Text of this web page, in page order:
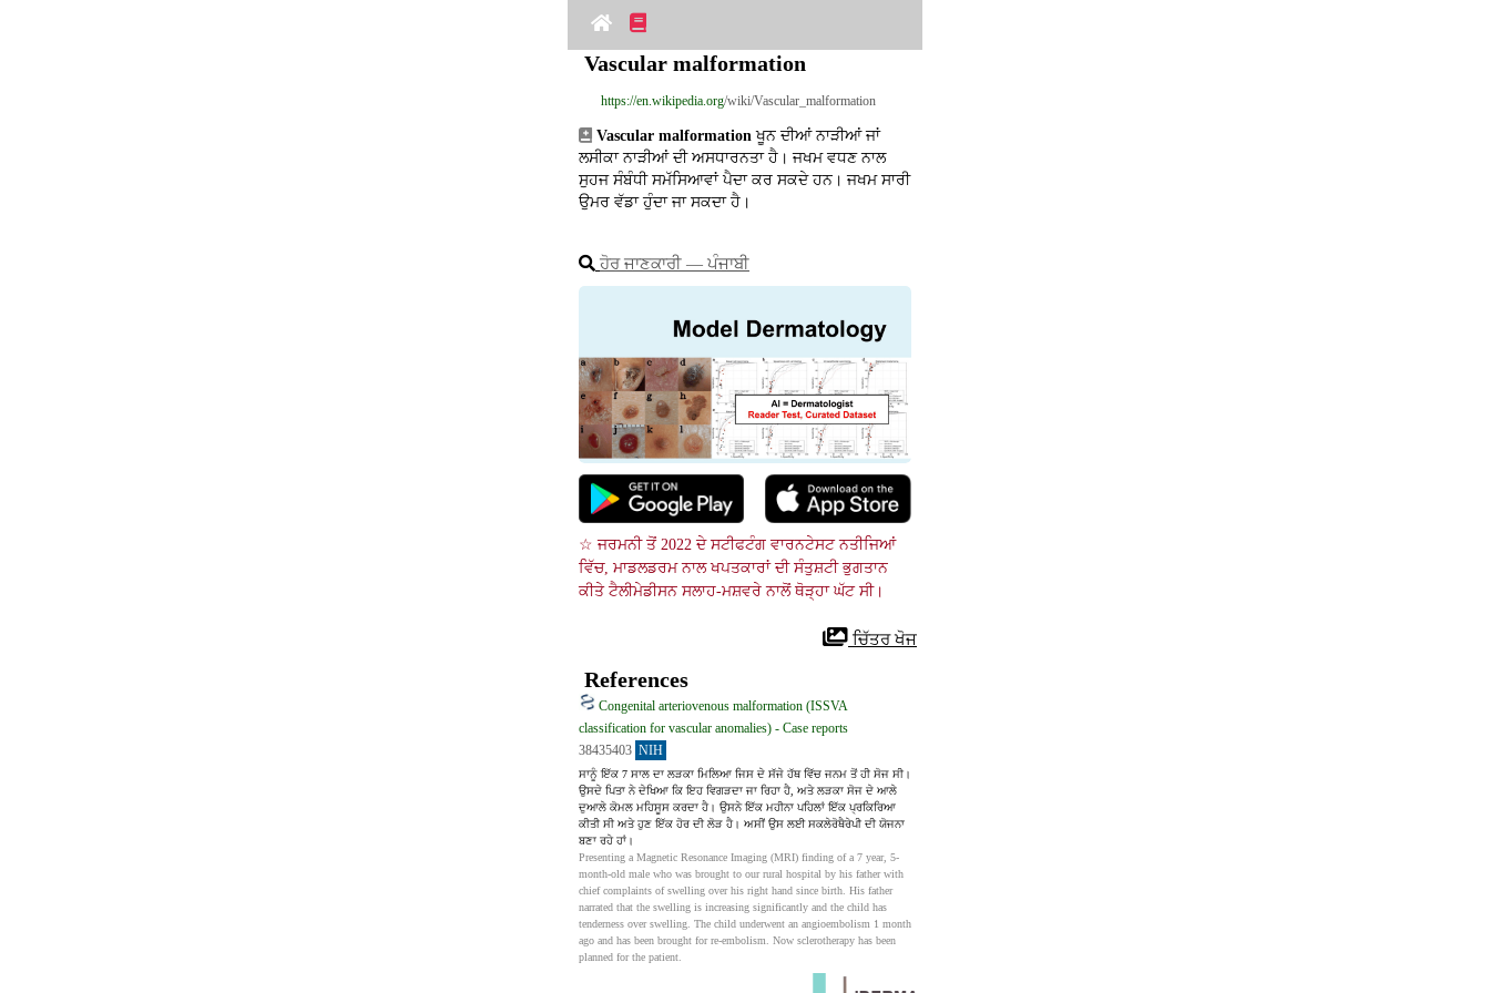
Vascular malformation
https://en.wikipedia.org/wiki/Vascular_malformation
Vascular malformation ਖੂਨ ਦੀਆਂ ਨਾੜੀਆਂ ਜਾਂ
ਲਸੀਕਾ ਨਾੜੀਆਂ ਦੀ ਅਸਧਾਰਨਤਾ ਹੈ। ਜਖਮ ਵਧਣ ਨਾਲ
ਸੁਹਜ ਸੰਬੰਧੀ ਸਮੱਸਿਆਵਾਂ ਪੈਦਾ ਕਰ ਸਕਦੇ ਹਨ। ਜਖਮ ਸਾਰੀ
ਉਮਰ ਵੱਡਾ ਹੁੰਦਾ ਜਾ ਸਕਦਾ ਹੈ।
ਹੋਰ ਜਾਣਕਾਰੀ ― ਪੰਜਾਬੀ
☆ ਜਰਮਨੀ ਤੋਂ 2022 ਦੇ ਸਟੀਫਟੰਗ ਵਾਰਨਟੇਸਟ ਨਤੀਜਿਆਂ
ਵਿੱਚ, ਮਾਡਲਡਰਮ ਨਾਲ ਖਪਤਕਾਰਾਂ ਦੀ ਸੰਤੁਸ਼ਟੀ ਭੁਗਤਾਨ
ਕੀਤੇ ਟੈਲੀਮੇਡੀਸਨ ਸਲਾਹ-ਮਸ਼ਵਰੇ ਨਾਲੋਂ ਥੋੜ੍ਹਾ ਘੱਟ ਸੀ।
ਚਿੱਤਰ ਖੋਜ
References
Congenital arteriovenous malformation (ISSVA
classification for vascular anomalies) - Case reports
38435403 NIH
ਸਾਨੂੰ ਇੱਕ 7 ਸਾਲ ਦਾ ਲੜਕਾ ਮਿਲਿਆ ਜਿਸ ਦੇ ਸੱਜੇ ਹੱਥ ਵਿੱਚ ਜਨਮ ਤੋਂ ਹੀ ਸੋਜ ਸੀ।
ਉਸਦੇ ਪਿਤਾ ਨੇ ਦੇਖਿਆ ਕਿ ਇਹ ਵਿਗੜਦਾ ਜਾ ਰਿਹਾ ਹੈ, ਅਤੇ ਲੜਕਾ ਸੋਜ ਦੇ ਆਲੇ
ਦੁਆਲੇ ਕੋਮਲ ਮਹਿਸੂਸ ਕਰਦਾ ਹੈ। ਉਸਨੇ ਇੱਕ ਮਹੀਨਾ ਪਹਿਲਾਂ ਇੱਕ ਪ੍ਰਕਿਰਿਆ
ਕੀਤੀ ਸੀ ਅਤੇ ਹੁਣ ਇੱਕ ਹੋਰ ਦੀ ਲੋੜ ਹੈ। ਅਸੀਂ ਉਸ ਲਈ ਸਕਲੇਰੋਥੈਰੇਪੀ ਦੀ ਯੋਜਨਾ
ਬਣਾ ਰਹੇ ਹਾਂ।
Presenting a Magnetic Resonance Imaging (MRI) finding of a 7 year, 5-
month-old male who was brought to our rural hospital by his father with
chief complaints of swelling over his right hand since birth. His father
narrated that the swelling is increasing significantly and the child has
tenderness over swelling. The child underwent an angioembolism 1 month
ago and has been brought for re-embolism. Now sclerotherapy has been
planned for the patient.